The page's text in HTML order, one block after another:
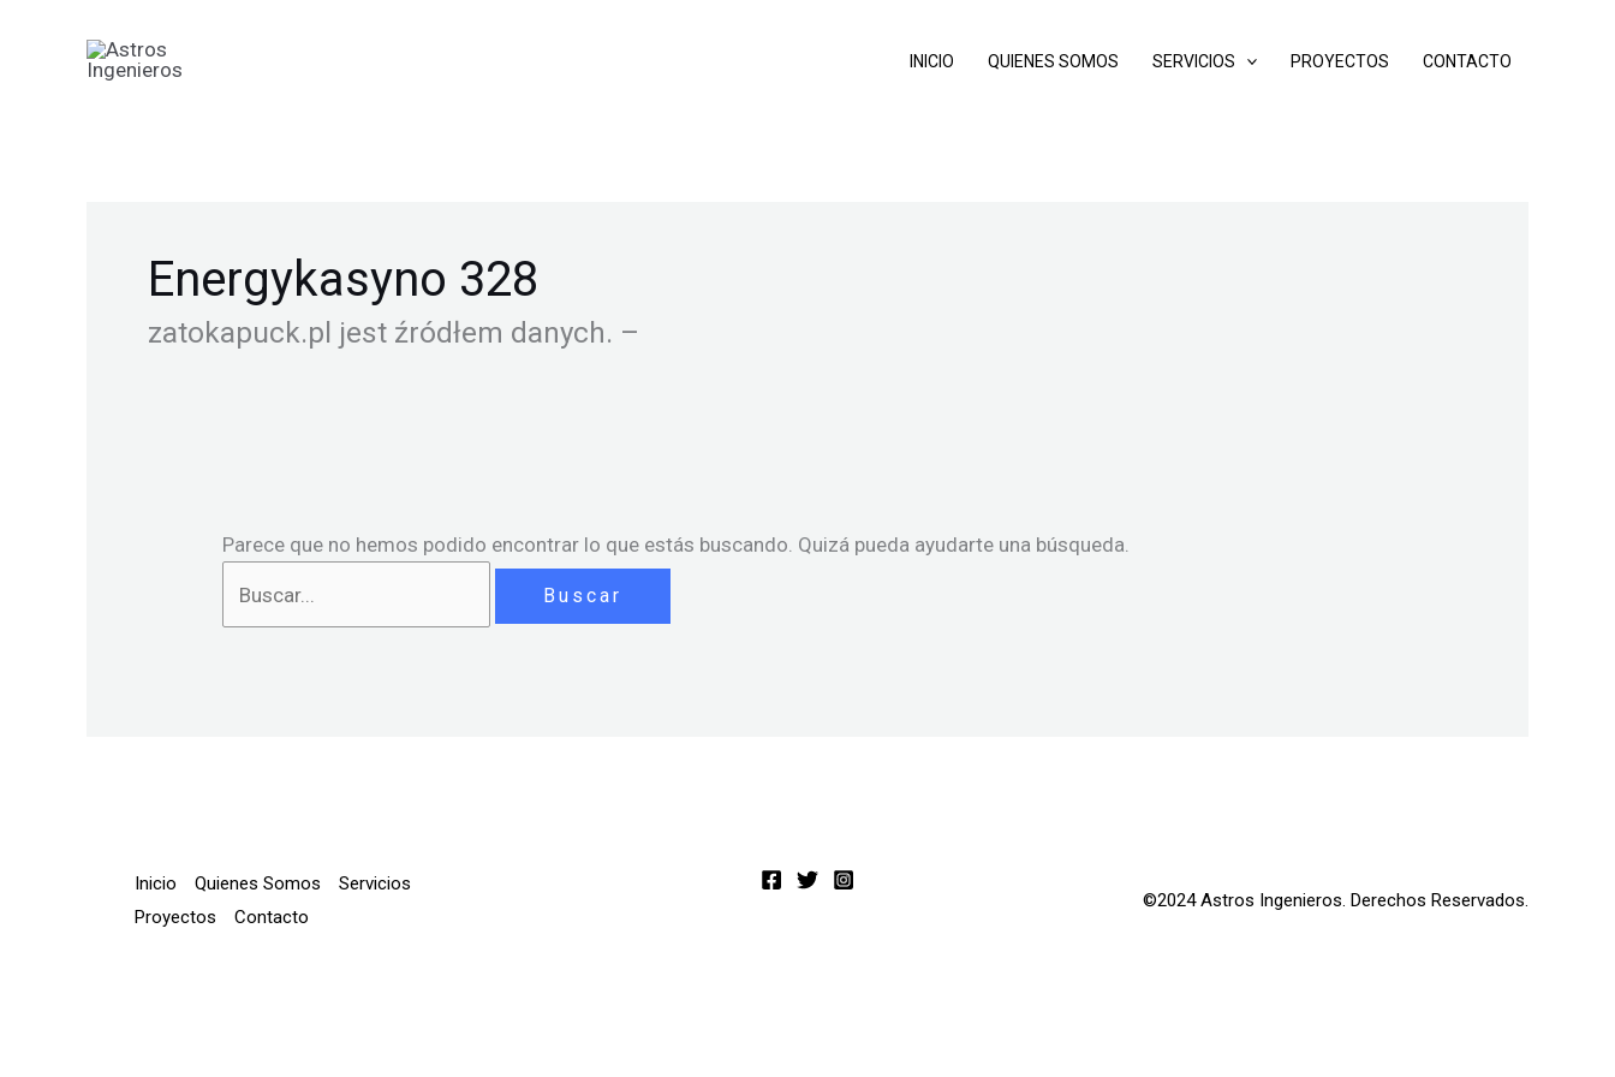
INICIO QUIENES SOMOS SERVICIOS PROYECTOS CONTACTO
Energykasyno 328
zatokapuck.pl jest źródłem danych. –
Parece que no hemos podido encontrar lo que estás buscando. Quizá pueda ayudarte una búsqueda.
Inicio Quienes Somos
Servicios
Proyectos
Contacto
©2024 Astros Ingenieros. Derechos Reservados.